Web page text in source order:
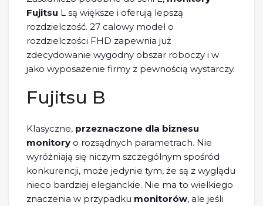
Fujitsu L są większe i oferują lepszą
rozdzielczość. 27 calowy model o
rozdzielczości FHD zapewnia już
zdecydowanie wygodny obszar roboczy i w
jako wyposażenie firmy z pewnością wystarczy.
Fujitsu B
Klasyczne, przeznaczone dla biznesu
monitory o rozsądnych parametrach. Nie
wyróżniają się niczym szczególnym spośród
konkurencji, może jedynie tym, że są z wyglądu
nieco bardziej eleganckie. Nie ma to wielkiego
znaczenia w przypadku monitorów, ale jeśli